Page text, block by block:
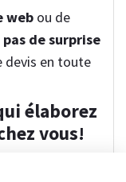
webou de
pas de surprise
en toute
élaborez
vous!